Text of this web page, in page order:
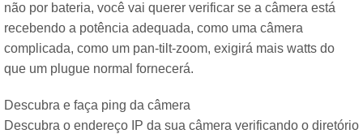
não por bateria, você vai querer verificar se a câmera está
recebendo a potência adequada, como uma câmera
complicada, como um pan-tilt-zoom, exigirá mais watts do
que um plugue normal fornecerá.
Descubra e faça ping da câmera
Descubra o endereço IP da sua câmera verificando o diretório